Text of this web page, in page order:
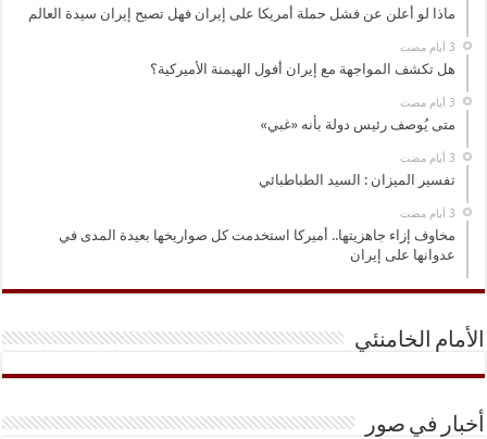
ماذا لو أعلن عن فشل حملة أمريكا على إيران فهل تصبح إيران سيدة العالم
هل تكشف المواجهة مع إيران أفول الهيمنة الأميركية؟
متى يُوصف رئيس دولة بأنه «غبي»
تفسير الميزان : السيد الطباطبائي
مخاوف إزاء جاهزيتها.. أميركا استخدمت كل صواريخها بعيدة المدى في
عدوانها على إيران
الأمام الخامنئي
أخبار في صور